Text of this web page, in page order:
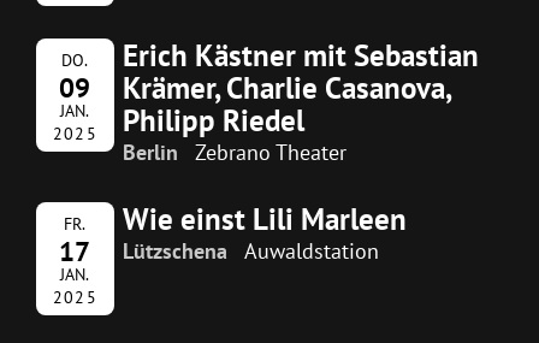
DO.
09
JAN.
2025
Erich Kästner mit Sebastian
Krämer, Charlie Casanova,
Philipp Riedel
Berlin Zebrano Theater
FR.
17
JAN.
2025
Wie einst Lili Marleen
Lützschena Auwaldstation